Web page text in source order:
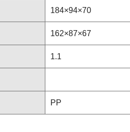
184×94×70
162×87×67
1.1
PP